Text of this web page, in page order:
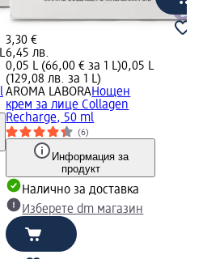
3,30 €
6,45 лв.
0,05 L (66,00 € за 1 L)0,05 L
(129,08 лв. за 1 L)
AROMA LABORAНощен
крем за лице Collagen
Recharge, 50 ml
(6)
Информация за
продукт
Налично за доставка
Изберете dm магазин